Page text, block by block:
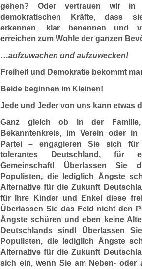
gehen? Oder vertrauen wir in
demokratischen Kräfte, dass
erkennen, klar benennen und
erreichen zum Wohle der ganzen
…aufzuwachen und aufzuwecken!
Freiheit und Demokratie bekommt
Beide beginnen im Kleinen!
Jede und Jeder von uns kann
Ganz gleich ob in der
Bekanntenkreis, im Verein oder in
Partei – engagieren Sie sich
tolerantes Deutschland, für
Gemeinschaft! Überlassen
Populisten, die lediglich Ängste
Alternative für die Zukunft
für Ihre Kinder und Enkel diese
Überlassen Sie das Feld nicht den
Ängste schüren und eben keine
Deutschlands sind! Überlassen
Populisten, die lediglich Ängste
Alternative für die Zukunft
sich ein, wenn Sie am Neben- oder